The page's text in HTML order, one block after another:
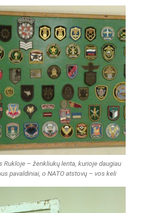
Rukloje – ženkliukų lenta, kurioje daugiau
pavaldiniai, o NATO atstovų – vos keli